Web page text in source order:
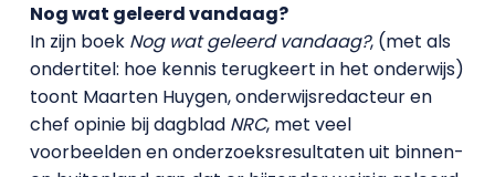
Nog wat geleerd vandaag?
In zijn boek Nog wat geleerd vandaag?, (met als
ondertitel: hoe kennis terugkeert in het onderwijs)
toont Maarten Huygen, onderwijsredacteur en
chef opinie bij dagblad NRC, met veel
voorbeelden en onderzoeksresultaten uit binnen-